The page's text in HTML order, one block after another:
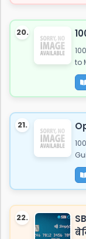
20.
to
21.
22.